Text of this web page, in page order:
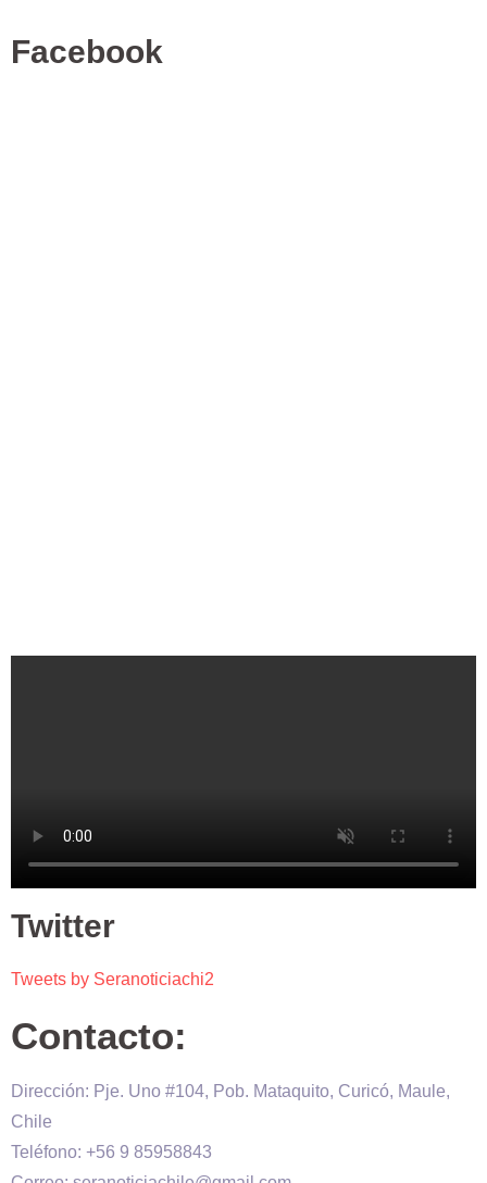
Facebook
Twitter
Tweets by Seranoticiachi2
Contacto:
Dirección: Pje. Uno #104, Pob. Mataquito, Curicó, Maule,
Chile
Teléfono: +56 9 85958843